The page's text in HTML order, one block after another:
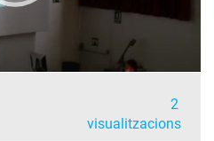
2
visualitzacions